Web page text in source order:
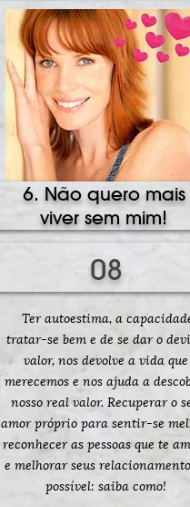
6. Não quero mais
viver sem mim!
08
Ter autoestima, a
tratar-se bem e de se dar o
valor, nos devolve a vida que
merecemos e nos ajuda a
nosso real valor. Recuperar o
amor próprio para sentir-se
reconhecer as pessoas que te
e melhorar seus
possível: saiba como!